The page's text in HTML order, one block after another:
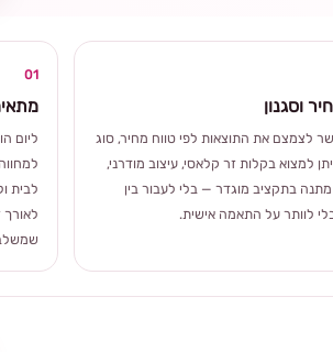
01
ליום
לבית
לאורך
שמשלב
וסגנון
לצמצם את התוצאות לפי טווח מחיר, סוג
למצוא בקלות זר קלאסי, עיצוב מודרני,
מתנה בתקציב מוגדר — בלי לעבור בין
לוותר על התאמה אישית.